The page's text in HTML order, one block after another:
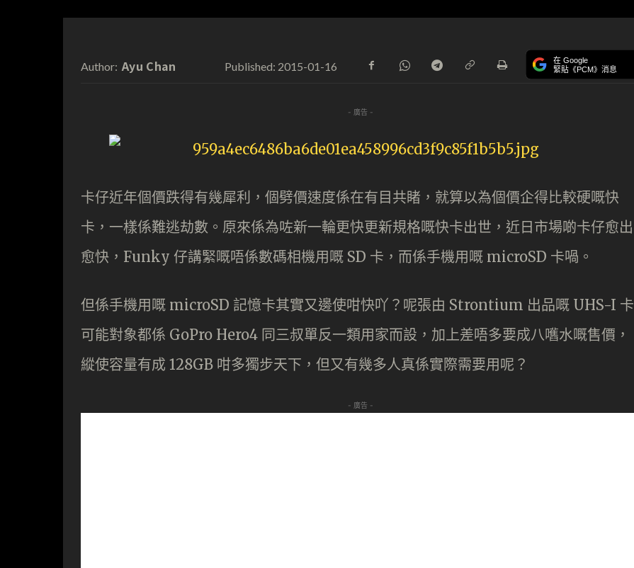
Author: Ayu Chan Published: 2015-01-16 在 Google
緊貼《PCM》消息
- 廣告 -
卡仔近年個價跌得有幾犀利，個劈價速度係在有目共睹，就算以為個價企得比較硬嘅快
卡，一樣係難逃劫數。原來係為咗新一輪更快更新規格嘅快卡出世，近日市場啲卡仔愈出
愈快，Funky 仔講緊嘅唔係數碼相機用嘅 SD 卡，而係手機用嘅 microSD 卡喎。
但係手機用嘅 microSD 記憶卡其實又邊使咁快吖？呢張由 Strontium 出品嘅 UHS-I 卡
可能對象都係 GoPro Hero4 同三叔單反一類用家而設，加上差唔多要成八嚿水嘅售價，
縱使容量有成 128GB 咁多獨步天下，但又有幾多人真係實際需要用呢？
- 廣告 -